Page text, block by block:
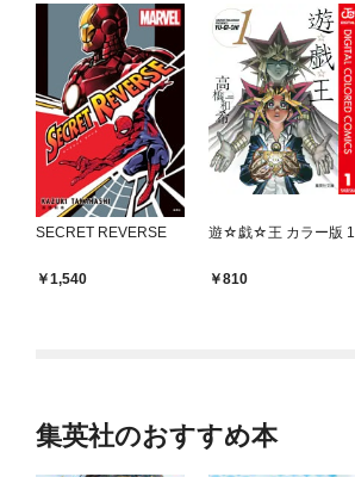
SECRET REVERSE
1,540
遊☆戯☆王 カラー版 1
810
集英社のおすすめ本